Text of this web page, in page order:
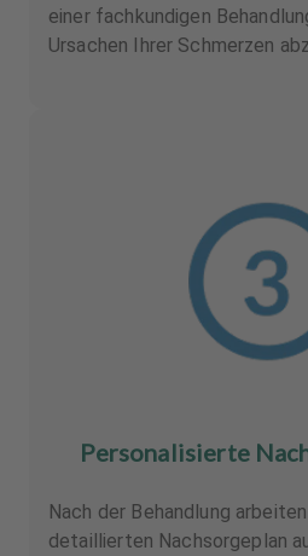
einer fachkundigen
Ursachen Ihrer Schmerzen
Personalisierte
Nach der Behandlung
detaillierten Nachsorgeplan